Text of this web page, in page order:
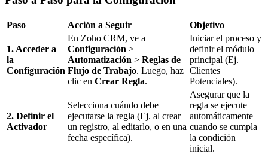
Paso Acción a Seguir Objetivo
1. Acceder a
la
Configuración
En Zoho CRM, ve a
Configuración >
Automatización > Reglas de
Flujo de Trabajo. Luego, haz
clic en Crear Regla.
Iniciar el proceso y
definir el módulo
principal (Ej.
Clientes
Potenciales).
2. Definir el
Activador
Selecciona cuándo debe
ejecutarse la regla (Ej. al crear
un registro, al editarlo, o en una
fecha específica).
Asegurar que la
regla se ejecute
automáticamente
cuando se cumpla
la condición
inicial.